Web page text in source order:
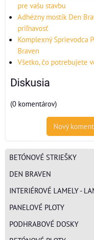
pre vašu stavbu
Adhézny mostík Den
priľnavosť
Komplexný Sprievodca
Braven
Všetko, čo potrebujete
Diskusia
(0 komentárov)
Nový
BETÓNOVÉ STRIEŠKY
DEN BRAVEN
INTERIÉROVÉ LAMELY -
PANELOVÉ PLOTY
PODHRABOVÉ DOSKY